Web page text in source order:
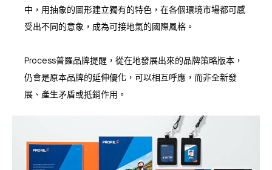
中，用抽象的圖形建立獨有的特色，在各個環境市場都可感
受出不同的意象，成為可接地氣的國際風格。
Process普羅品牌提醒，從在地發展出來的品牌策略版本，
仍會是原本品牌的延伸優化，可以相互呼應，而非全新發
展、產生矛盾或抵銷作用。